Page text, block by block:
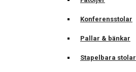
Konferensstolar
Pallar & bänkar
Stapelbara stolar